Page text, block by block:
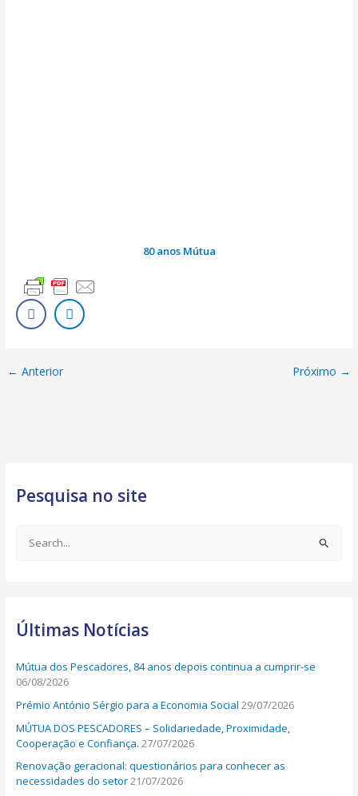
80 anos Mútua
← Anterior Próximo →
Pesquisa no site
c
f
o
r
:
Últimas Notícias
Mútua dos Pescadores, 84 anos depois continua a cumprir-se
06/08/2026
Prémio António Sérgio para a Economia Social 29/07/2026
MÚTUA DOS PESCADORES – Solidariedade, Proximidade,
Cooperação e Confiança. 27/07/2026
Renovação geracional: questionários para conhecer as
necessidades do setor21/07/2026